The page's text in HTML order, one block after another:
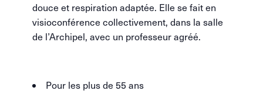
douce et respiration adaptée. Elle se fait en
visioconférence collectivement, dans la salle
de l’Archipel, avec un professeur agréé.
Pour les plus de 55 ans